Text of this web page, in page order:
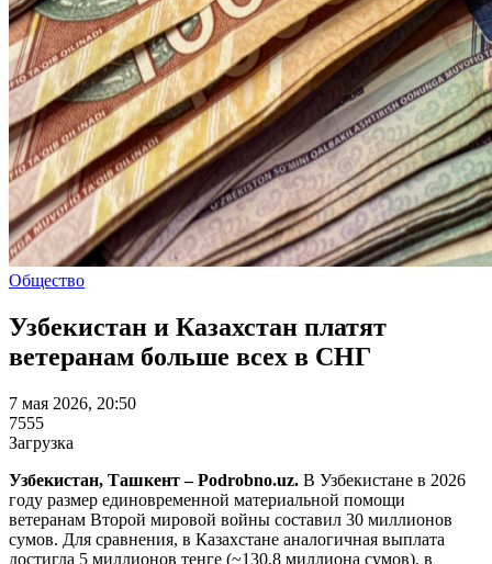
Общество
Узбекистан и Казахстан платят
ветеранам больше всех в СНГ
7 мая 2026, 20:50
7555
Загрузка
Узбекистан, Ташкент – Podrobno.uz. В Узбекистане в 2026
году размер единовременной материальной помощи
ветеранам Второй мировой войны составил 30 миллионов
сумов. Для сравнения, в Казахстане аналогичная выплата
достигла 5 миллионов тенге (~130,8 миллиона сумов), в